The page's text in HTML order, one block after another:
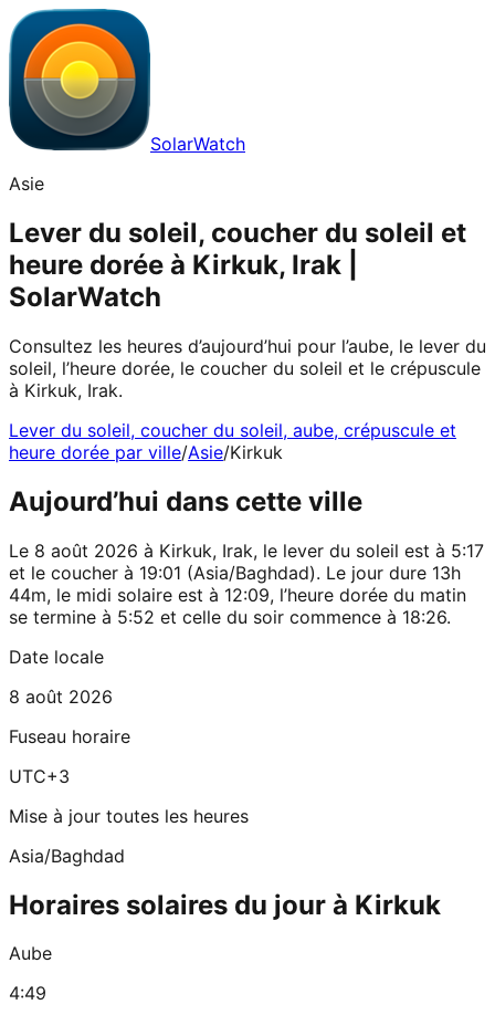
SolarWatch
Asie
Lever du soleil, coucher du soleil et
heure dorée à Kirkuk, Irak |
SolarWatch
Consultez les heures d’aujourd’hui pour l’aube, le lever du
soleil, l’heure dorée, le coucher du soleil et le crépuscule
à Kirkuk, Irak.
Lever du soleil, coucher du soleil, aube, crépuscule et
heure dorée par ville/Asie/Kirkuk
Aujourd’hui dans cette ville
Le 8 août 2026 à Kirkuk, Irak, le lever du soleil est à 5:17
et le coucher à 19:01 (Asia/Baghdad). Le jour dure 13h
44m, le midi solaire est à 12:09, l’heure dorée du matin
se termine à 5:52 et celle du soir commence à 18:26.
Date locale
8 août 2026
Fuseau horaire
UTC+3
Mise à jour toutes les heures
Asia/Baghdad
Horaires solaires du jour à Kirkuk
Aube
4:49